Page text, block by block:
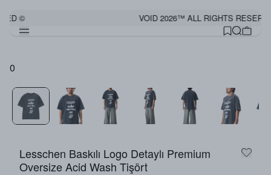
© VOID 2026™ ALL RIGHTS
0
Lesschen Baskılı Logo Detaylı Premium
Oversize Acid Wash Tişört